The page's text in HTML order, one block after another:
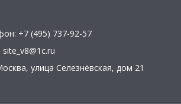
+7 (495) 737-92-57
site_v8@1c.ru
, улица Селезнёвская, дом 21